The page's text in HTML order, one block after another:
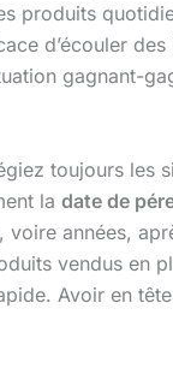
produits
d’écouler
gagnant-
toujours les
la date de
années,
vendus en
Avoir en